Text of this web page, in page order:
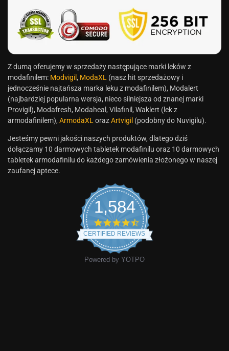
Z dumą oferujemy w sprzedaży następujące marki leków z
modafinilem: Modvigil , ModaXL (nasz hit sprzedażowy i
jednocześnie najtańsza marka leku z modafinilem), Modalert
(najbardziej popularna wersja, nieco silniejsza od znanej marki
Provigil), Modafresh, Modaheal, Vilafinil, Waklert (lek z
armodafinilem), ArmodaXL orazArtvigil (podobny do Nuvigilu).
Jesteśmy pewni jakości naszych produktów, dlatego dziś
dołączamy 10 darmowych tabletek modafinilu oraz 10 darmowych
tabletek armodafinilu do każdego zamówienia złożonego w naszej
zaufanej aptece.
1,584
CERTIFIED REVIEWS
Powered by YOTPO